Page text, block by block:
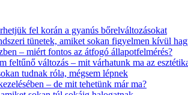
fel korán a gyanús bőrelváltozásokat
tünetek, amiket sokan figyelmen kívül
– miért fontos az átfogó állapotfelmérés?
feltűnő változás – mit várhatunk ma az
tudnak róla, mégsem lépnek
– de mit tehetünk már ma?